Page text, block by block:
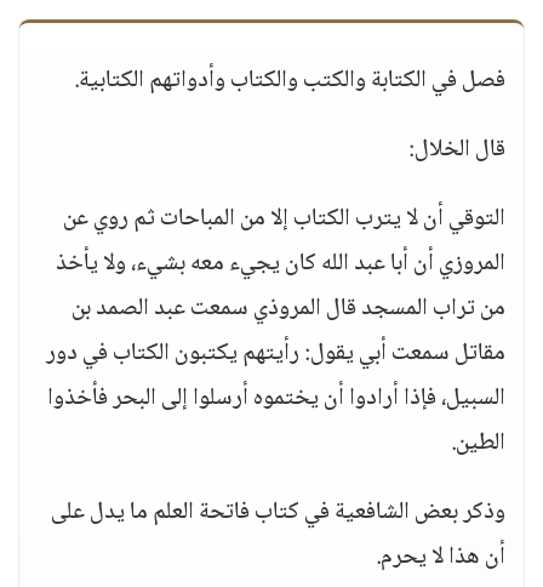
فصل في الكتابة والكتب والكتاب وأدواتهم الكتابية.
قال الخلال:
التوقي أن لا يترب الكتاب إلا من المباحات ثم روي عن
المروزي أن أبا عبد الله كان يجيء معه بشيء، ولا يأخذ
من تراب المسجد قال المروذي سمعت عبد الصمد بن
مقاتل سمعت أبي يقول: رأيتهم يكتبون الكتاب في دور
السبيل، فإذا أرادوا أن يختموه أرسلوا إلى البحر فأخذوا
الطين.
وذكر بعض الشافعية في كتاب فاتحة العلم ما يدل على
أن هذا لا يحرم.